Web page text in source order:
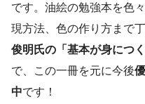
です。油絵の勉強本を色
現方法、色の作り方まで
俊明氏の「基本が身につ
で、この一冊を元に今後
中です！